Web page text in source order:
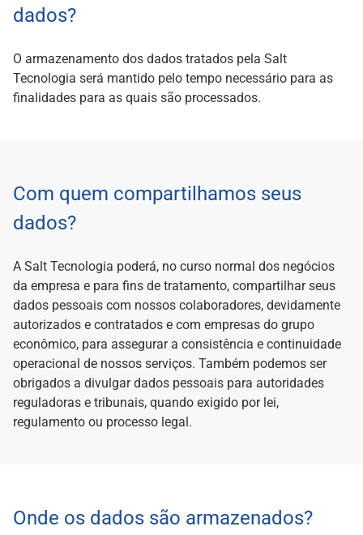
dados?
O armazenamento dos dados tratados pela Salt
Tecnologia será mantido pelo tempo necessário para as
finalidades para as quais são processados.
Com quem compartilhamos seus
dados?
A Salt Tecnologia poderá, no curso normal dos negócios
da empresa e para fins de tratamento, compartilhar seus
dados pessoais com nossos colaboradores, devidamente
autorizados e contratados e com empresas do grupo
econômico, para assegurar a consistência e continuidade
operacional de nossos serviços. Também podemos ser
obrigados a divulgar dados pessoais para autoridades
reguladoras e tribunais, quando exigido por lei,
regulamento ou processo legal.
Onde os dados são armazenados?